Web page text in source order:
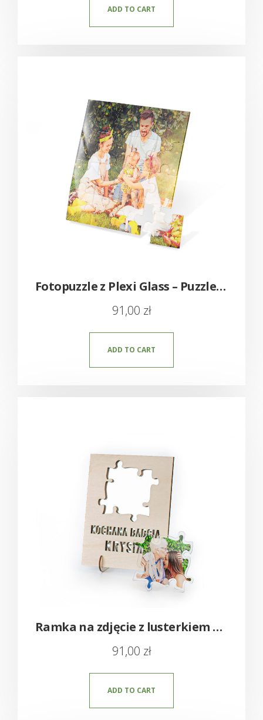
ADD TO CART
Fotopuzzle z Plexi Glass – Puzzle z własnym zdjęciem
91,00 zł
ADD TO CART
Ramka na zdjęcie z lusterkiem – drewno i plexi
91,00 zł
ADD TO CART